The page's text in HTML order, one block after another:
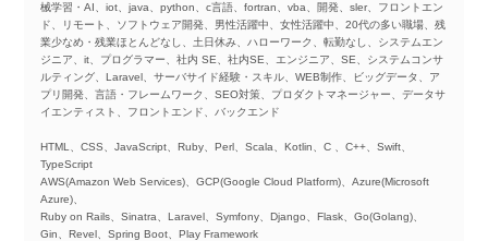
械学習・AI、iot、java、python、c言語、fortran、vba、開発、sler、フロントエン
ド、リモート、ソフトウェア開発、男性活躍中、女性活躍中、20代の多い職場、残
業少なめ・残業ほとんどなし、土日休み、ハローワーク、転勤なし、システムエン
ジニア、it、プログラマー、社内 SE、社内SE、エンジニア、SE、システムコンサ
ルティング、Laravel、サーバサイド経験・スキル、WEB制作、ビッグデータ、ア
プリ開発、言語・フレームワーク、SEO対策、プロダクトマネージャー、データサ
イエンティスト、フロントエンド、バックエンド
HTML、CSS、JavaScript、Ruby、Perl、Scala、Kotlin、C 、C++、Swift、
TypeScript
AWS(Amazon Web Services)、GCP(Google Cloud Platform)、Azure(Microsoft
Azure)、
Ruby on Rails、Sinatra、Laravel、Symfony、Django、Flask、Go(Golang)、
Gin、Revel、Spring Boot、Play Framework